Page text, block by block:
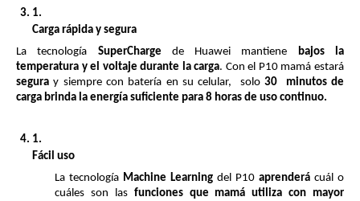
Carga rápida y segura
La tecnología SuperCharge de Huawei mantiene
bajos la
temperatura y el voltaje durante la carga
segura y siempre con batería en su celular,  solo 30  minutos de
carga brinda la energía suficiente para 8 horas de uso continuo.
Fácil uso
La tecnología Machine Learning del P10 aprenderá cuál o
cuáles son las funciones que mamá utiliza con mayor